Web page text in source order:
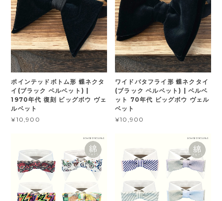
ポインテッドボトム形 蝶ネクタ
イ(ブラック ベルベット) |
1970年代 復刻 ビッグボウ ヴェ
ルベット
¥10,900
ワイドバタフライ形 蝶ネクタイ
(ブラック ベルベット) | ベルベ
ット 70年代 ビッグボウ ヴェル
ベット
¥10,900